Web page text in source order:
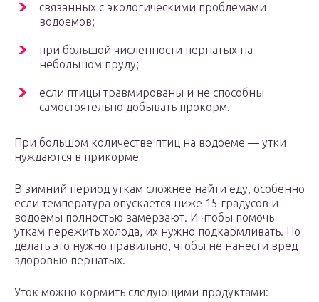
связанных с экологическими проблемами
водоемов;
при большой численности пернатых на
небольшом пруду;
если птицы травмированы и не способны
самостоятельно добывать прокорм.
При большом количестве птиц на водоеме — утки
нуждаются в прикорме
В зимний период уткам сложнее найти еду, особенно
если температура опускается ниже 15 градусов и
водоемы полностью замерзают. И чтобы помочь
уткам пережить холода, их нужно подкармливать. Но
делать это нужно правильно, чтобы не нанести вред
здоровью пернатых.
Уток можно кормить следующими продуктами: